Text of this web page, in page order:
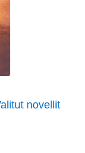
novellit